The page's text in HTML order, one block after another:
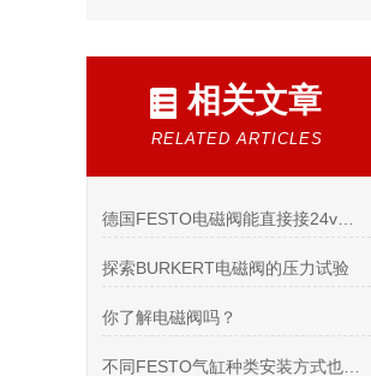
相关文章
RELATED ARTICLES
探索BURKERT电磁阀的压力试验
你了解电磁阀吗？